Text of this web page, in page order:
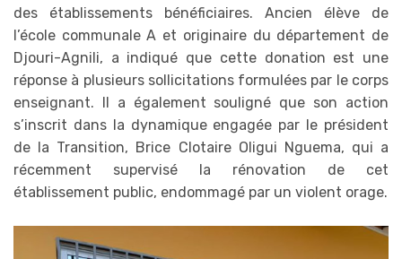
des établissements bénéficiaires. Ancien élève de
l’école communale A et originaire du département de
Djouri-Agnili, a indiqué que cette donation est une
réponse à plusieurs sollicitations formulées par le corps
enseignant. Il a également souligné que son action
s’inscrit dans la dynamique engagée par le président
de la Transition, Brice Clotaire Oligui Nguema, qui a
récemment supervisé la rénovation de cet
établissement public, endommagé par un violent orage.